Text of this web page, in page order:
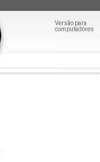
Versão para
computadores